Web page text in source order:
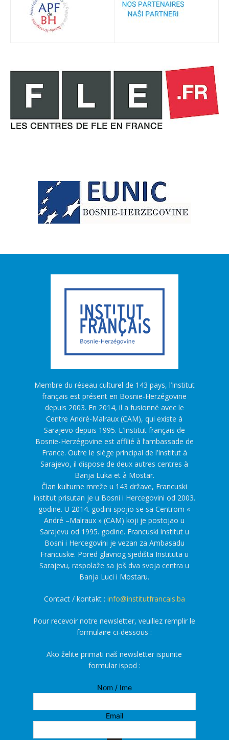
Membre du réseau culturel de 143 pays, l’Institut
français est présent en Bosnie-Herzégovine
depuis 2003. En 2014, il a fusionné avec le
Centre André-Malraux (CAM), qui existe à
Sarajevo depuis 1995. L’Institut français de
Bosnie-Herzégovine est affilié à l’ambassade de
France. Outre le siège principal de l’Institut à
Sarajevo, il dispose de deux autres centres à
Banja Luka et à Mostar.
Član kulturne mreže u 143 države, Francuski
institut prisutan je u Bosni i Hercegovini od 2003.
godine. U 2014. godini spojio se sa Centrom «
André –Malraux » (CAM) koji je postojao u
Sarajevu od 1995. godine. Francuski institut u
Bosni i Hercegovini je vezan za Ambasadu
Francuske. Pored glavnog sjedišta Instituta u
Sarajevu, raspolaže sa još dva svoja centra u
Banja Luci i Mostaru.
Contact / kontakt : info@institutfrancais.ba
Pour recevoir notre newsletter, veuillez remplir le
formulaire ci-dessous :
Ako želite primati naš newsletter ispunite
formular ispod :
Nom / Ime
Email